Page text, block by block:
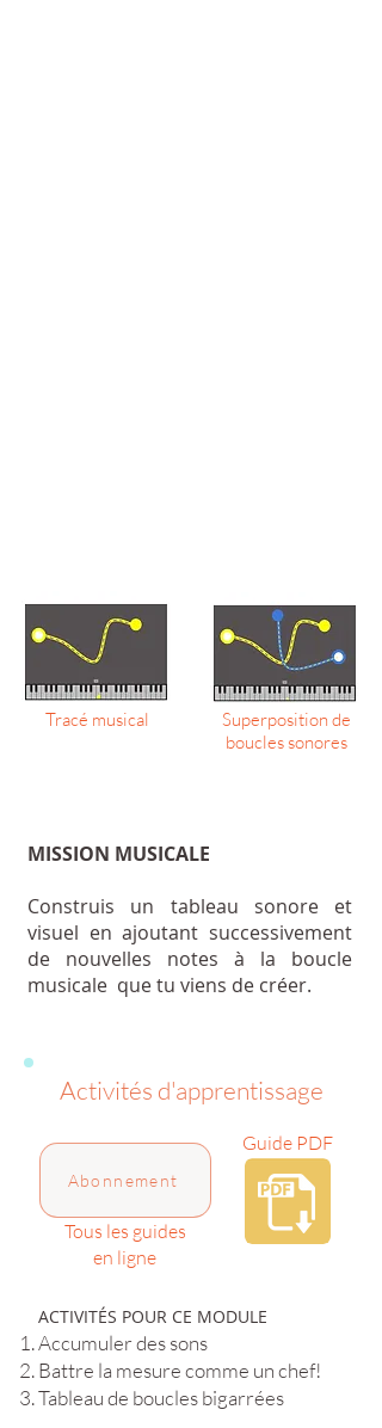
Tracé musical
Superposition de
boucles sonores
MISSION MUSICALE
Construis un tableau sonore et
visuel en ajoutant successivement
de nouvelles notes à la boucle
musicale que tu viens de créer.
Activités d'apprentissage
Abonnement
Tous les guides
en ligne
Guide PDF
ACTIVITÉS POUR CE MODULE
Accumuler des sons
Battre la mesure comme un chef!
Tableau de boucles bigarrées